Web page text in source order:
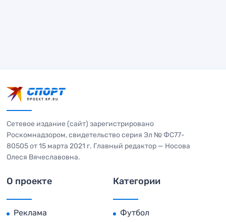
Сетевое издание (сайт) зарегистрировано
Роскомнадзором, свидетельство серия Эл № ФС77-
80505 от 15 марта 2021 г. Главный редактор — Носова
Олеся Вячеславовна.
О проекте
Реклама
Категории
Футбол